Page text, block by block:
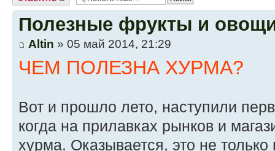
Полезные фрукты и
Altin » 05 май 2014, 21:29
ЧЕМ ПОЛЕЗНА ХУРМА?
Вот и прошло лето, наступили
когда на прилавках рынков и
хурма. Оказывается, это не